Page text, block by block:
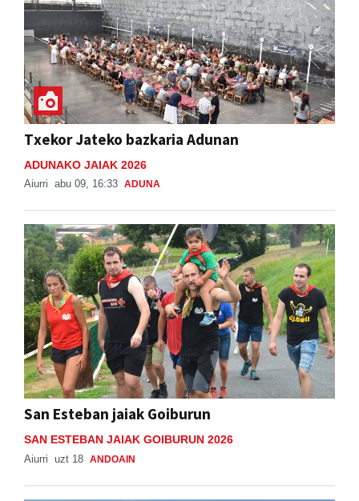
Txekor Jateko bazkaria Adunan
ADUNAKO JAIAK 2026
Aiurri abu 09, 16:33 ADUNA
San Esteban jaiak Goiburun
SAN ESTEBAN JAIAK GOIBURUN 2026
Aiurri uzt 18 ANDOAIN